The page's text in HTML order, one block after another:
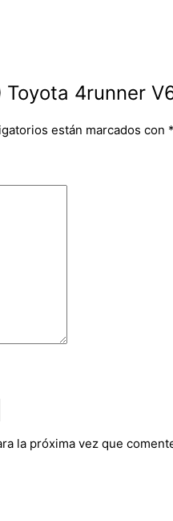
4runner
están marcados con *
la próxima vez que